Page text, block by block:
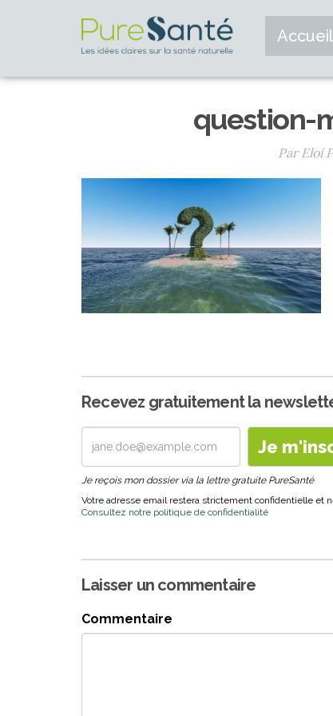
Accueil
question-
Par Eloi
Recevez gratuitement la
Je reçois mon dossier via la lettre gratuite PureSanté
Votre adresse email restera strictement confidentielle et
Consultez notre politique de confidentialité
Laisser un commentaire
Commentaire